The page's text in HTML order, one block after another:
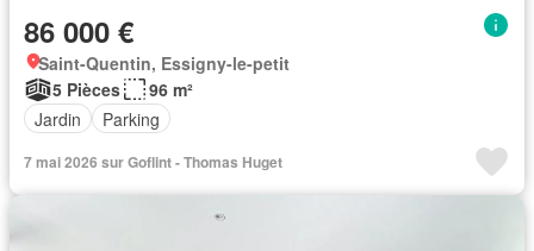
86 000 €
Saint-Quentin, Essigny-le-petit
5 Pièces
96 m²
Jardin
Parking
7 mai 2026 sur Goflint - Thomas Huget